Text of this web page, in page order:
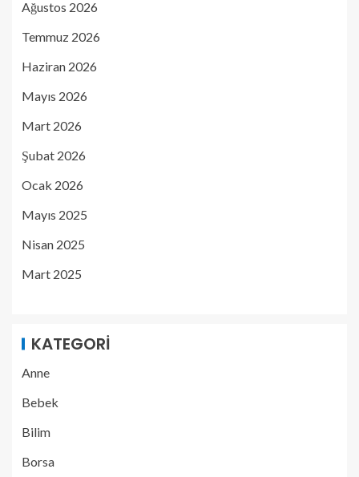
Ağustos 2026
Temmuz 2026
Haziran 2026
Mayıs 2026
Mart 2026
Şubat 2026
Ocak 2026
Mayıs 2025
Nisan 2025
Mart 2025
KATEGORI
Anne
Bebek
Bilim
Borsa